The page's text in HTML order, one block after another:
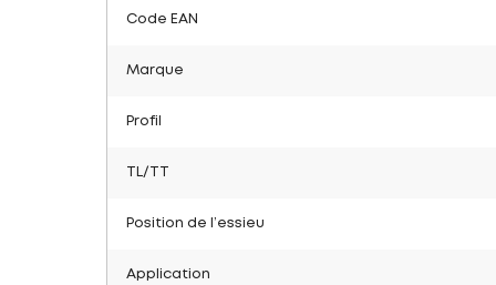
Code EAN
Marque
Profil
TL/TT
Position de l’essieu
Application